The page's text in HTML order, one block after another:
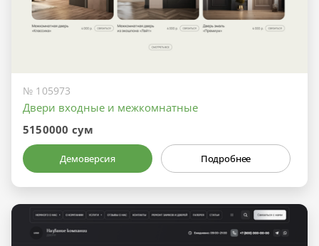
№ 105973
Двери входные и межкомнатные
5150000 сум
Демоверсия Подробнее